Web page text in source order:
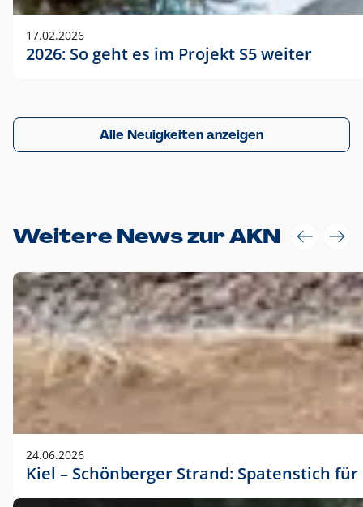
17.02.2026
2026: So geht es im Projekt S5 weiter
Alle Neuigkeiten anzeigen
Weitere News zur AKN
24.06.2026
Kiel – Schönberger Strand: Spatenstich